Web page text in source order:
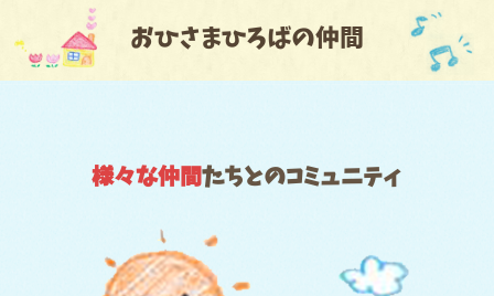
おひさまひろばの仲間
様々な仲間たちとのコミュニティ